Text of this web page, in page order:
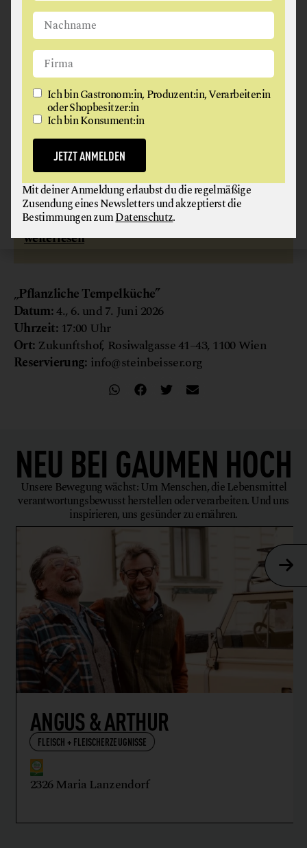
HENRIETTE STADTHOTEL VIENNA
Georg und Verena verfolgen mit dem Wiener
Stadthotel Henriette ein konsequent ethisch
orientiertes Wirtschaftsmodell.
weiterlesen
„Pflanzliche Tempelküche”
Datum:4., 6. und 7. Juni 2026
Uhrzeit:17:00 Uhr
Ort: Zukunftshof, Rosiwalgasse 41–43, 1100 Wien
Reservierung: info@steinbeisser.org
NEU BEI GAUMEN HOCH
Unsere Bewegung wächst: Um Menschen, die Lebensmittel
verantwortungsbewusst herstellen oder verarbeiten. Und uns
inspirieren, uns gesünder zu ernähren.
ANGUS & ARTHUR
FLEISCH + FLEISCHERZEUGNISSE
2326 Maria Lanzendorf
Ich bin Gastronom:in, Produzent:in, Verarbeiter:in
oder Shopbesitzer:in
Ich bin Konsument:in
JETZT ANMELDEN
Mit deiner Anmeldung erlaubst du die regelmäßige
Zusendung eines Newsletters und akzeptierst die
Bestimmungen zumDatenschutz.